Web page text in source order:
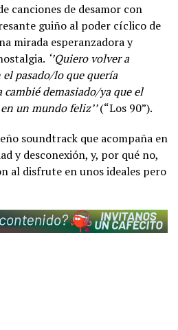
canciones de desamor con
guiño al poder cíclico de
mirada esperanzadora y
‘’Quiero volver a
pasado/lo que quería
demasiado/ya que el
un mundo feliz’’(“Los 90”).
soundtrack que acompaña en
y desconexión, y, por qué no,
al disfrute en unos ideales pero